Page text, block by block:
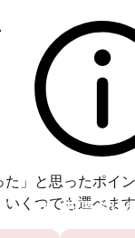
ます。京都駅から
らは無料のシャト
りながら京都から
1時間に3往復、路
駅前はタクシーも
歩いても15分ほど
た」と思ったポイ
くつでも選べます
います 投票あり